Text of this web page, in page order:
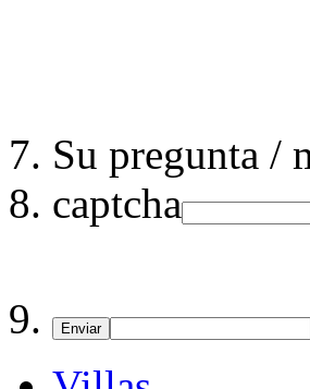
Su pregunta /
captcha
Enviar